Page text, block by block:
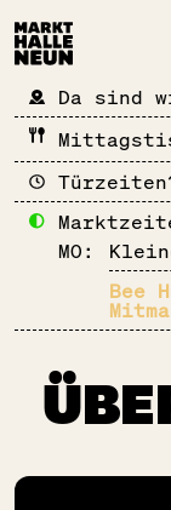
Da sind
MO:
Bee